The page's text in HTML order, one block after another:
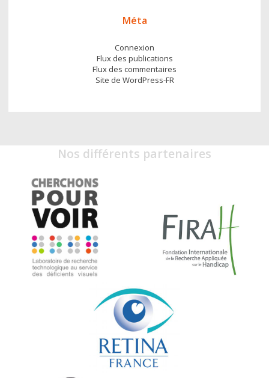
Méta
Connexion
Flux des publications
Flux des commentaires
Site de WordPress-FR
Nos différents partenaires